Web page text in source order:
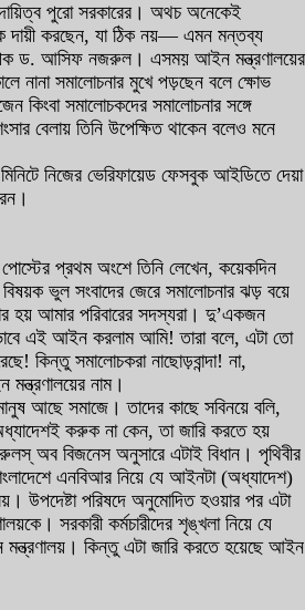
পুরো সরকারের। অথচ অনেকেই
দায়ী করছেন, যা ঠিক নয়— এমন মন্তব্য
ড. আসিফ নজরুল। এসময় আইন মন্ত্রণালয়ের
নানা সমালোচনার মুখে পড়ছেন বলে ক্ষোভ
কিংবা সমালোচকদের সমালোচনার সঙ্গে
বেলায় তিনি উপেক্ষিত থাকেন বলেও মনে
নিজের ভেরিফায়েড ফেসবুক আইডিতে দেয়া
পোস্টের প্রথম অংশে তিনি লেখেন, কয়েকদিন
ভুল সংবাদের জেরে সমালোচনার ঝড় বয়ে
হয় আমার পরিবারের সদস্যরা। দু’একজন
এই আইন করলাম আমি! তারা বলে, এটা তো
কিন্তু সমালোচকরা নাছোড়বান্দা! না,
নাম।
আছে সমাজে। তাদের কাছে সবিনয়ে বলি,
করুক না কেন, তা জারি করতে হয়
অব বিজনেস অনুসারে এটাই বিধান। পৃথিবীর
এনবিআর নিয়ে যে আইনটা (অধ্যাদেশ)
উপদেষ্টা পরিষদে অনুমোদিত হওয়ার পর এটা
সরকারী কর্মচারীদের শৃঙ্খলা নিয়ে যে
কিন্তু এটা জারি করতে হয়েছে আইন